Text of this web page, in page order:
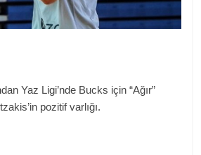
Yaz Ligi’nde Bucks için “Ağır”
pozitif varlığı.